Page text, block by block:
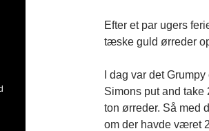
Efter et par ugers
tæske guld ørreder
I dag var det
Simons put and take
ton ørreder. Så med
om der havde været